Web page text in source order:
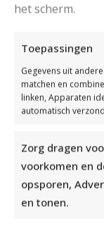
het scherm.
Toepassingen
Gegevens uit
matchen en
linken, Apparaten
automatisch
Zorg dragen
voorkomen en
opsporen,
en tonen.